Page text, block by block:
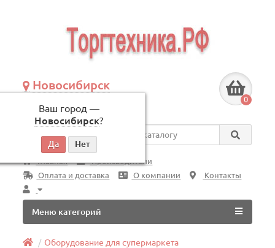
Новосибирск
Ваш город —
Новосибирск?
по будням, с 09:00 до 18:00
0
Везде
Главная
Производители
Оплата и доставка
О компании Контакты
Меню категорий
Оборудование для супермаркета